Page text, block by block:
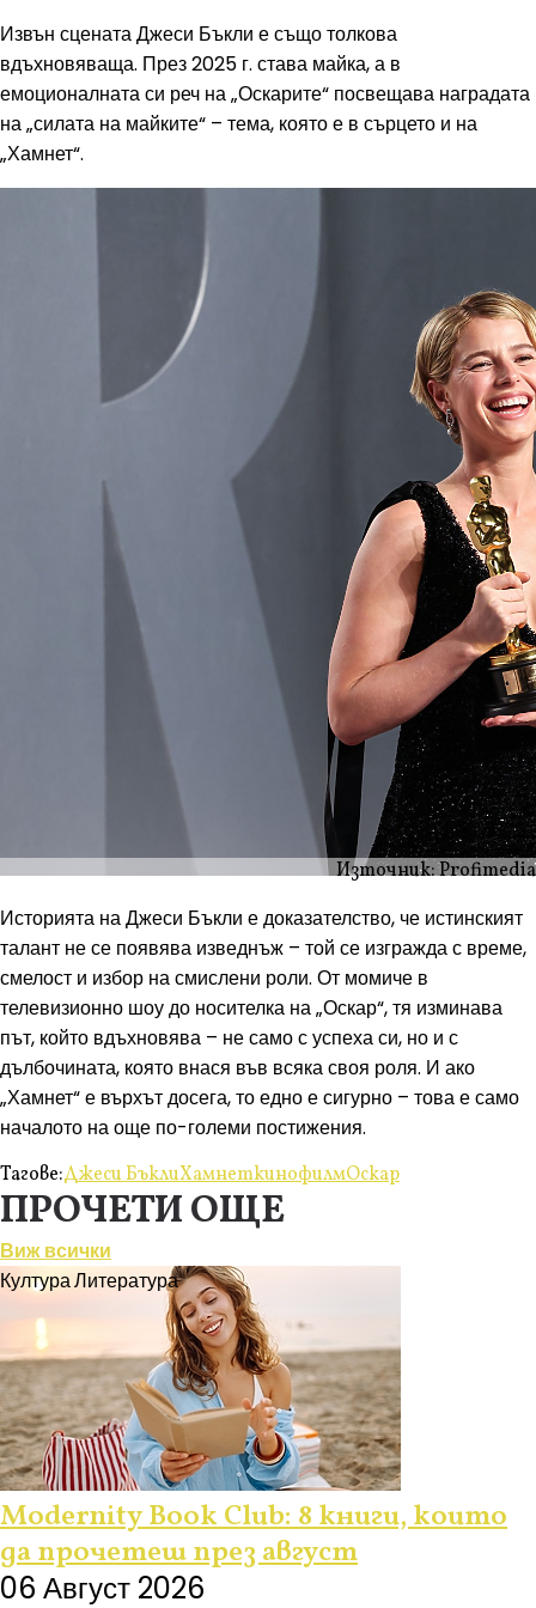
Извън сцената Джеси Бъкли е също толкова
вдъхновяваща. През 2025 г. става майка, а в
емоционалната си реч на „Оскарите“ посвещава наградата
на „силата на майките“ – тема, която е в сърцето и на
„Хамнет“.
Източник: Profimedia
Историята на Джеси Бъкли е доказателство, че истинският
талант не се появява изведнъж – той се изгражда с време,
смелост и избор на смислени роли. От момиче в
телевизионно шоу до носителка на „Оскар“, тя изминава
път, който вдъхновява – не само с успеха си, но и с
дълбочината, която внася във всяка своя роля. И ако
„Хамнет“ е върхът досега, то едно е сигурно – това е само
началото на още по-големи постижения.
Тагове:Джеси БъклиХамнеткинофилмОскар
ПРОЧЕТИ ОЩЕ
Виж всички
КултураЛитература
Modernity Book Club: 8 книги, които
да прочетеш през август
06 Август 2026